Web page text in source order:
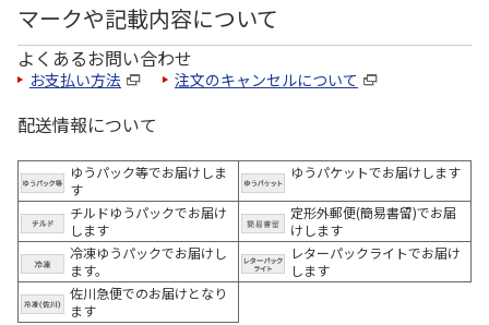
マークや記載内容について
よくあるお問い合わせ
お支払い方法 注文のキャンセルについて
配送情報について
ゆうパック等でお届けしま
す
ゆうパケットでお届けします
チルドゆうパックでお届け
します
定形外郵便(簡易書留)でお届
けします
冷凍ゆうパックでお届けし
ます。
レターパックライトでお届け
します
佐川急便でのお届けとなり
ます